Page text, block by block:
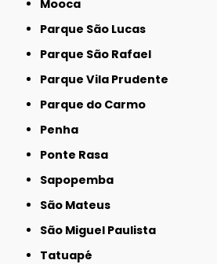
Mooca
Parque São Lucas
Parque São Rafael
Parque Vila Prudente
Parque do Carmo
Penha
Ponte Rasa
Sapopemba
São Mateus
São Miguel Paulista
Tatuapé